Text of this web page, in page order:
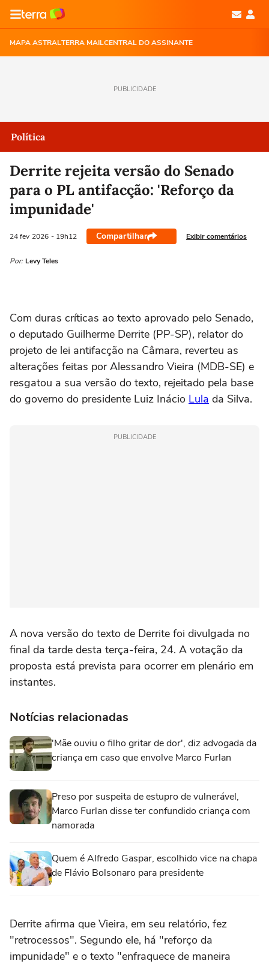
MAPA ASTRALTERRA MAILCENTRAL DO ASSINANTE
PUBLICIDADE
Política
Derrite rejeita versão do Senado
para o PL antifacção: 'Reforço da
impunidade'
24 fev 2026 - 19h12 Compartilhar Exibir comentários
Por: Levy Teles
Com duras críticas ao texto aprovado pelo Senado,
o deputado Guilherme Derrite (PP-SP), relator do
projeto de lei antifacção na Câmara, reverteu as
alterações feitas por Alessandro Vieira (MDB-SE) e
resgatou a sua versão do texto, rejeitado pela base
do governo do presidente Luiz Inácio Lula da Silva.
PUBLICIDADE
A nova versão do texto de Derrite foi divulgada no
final da tarde desta terça-feira, 24. A votação da
proposta está prevista para ocorrer em plenário em
instantes.
Notícias relacionadas
'Mãe ouviu o filho gritar de dor', diz advogada da
criança em caso que envolve Marco Furlan
Preso por suspeita de estupro de vulnerável,
Marco Furlan disse ter confundido criança com
namorada
Quem é Alfredo Gaspar, escolhido vice na chapa
de Flávio Bolsonaro para presidente
Derrite afirma que Vieira, em seu relatório, fez
"retrocessos". Segundo ele, há "reforço da
impunidade" e o texto "enfraquece de maneira